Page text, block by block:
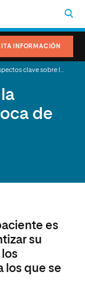
INFORMACIÓN
de
es
su
los que se